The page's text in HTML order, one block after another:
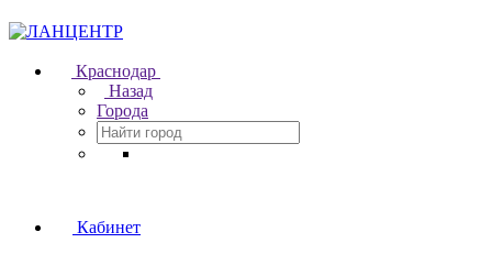
Краснодар
Назад
Города
Кабинет